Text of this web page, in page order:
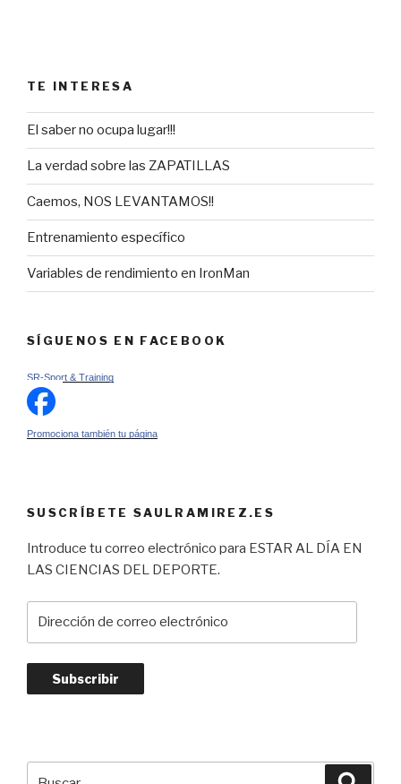
TE INTERESA
El saber no ocupa lugar!!!
La verdad sobre las ZAPATILLAS
Caemos, NOS LEVANTAMOS!!
Entrenamiento específico
Variables de rendimiento en IronMan
SÍGUENOS EN FACEBOOK
SR-Sport & Training
Promociona también tu página
SUSCRÍBETE SAULRAMIREZ.ES
Introduce tu correo electrónico para ESTAR AL DÍA EN
LAS CIENCIAS DEL DEPORTE.
electrónico
Subscribir